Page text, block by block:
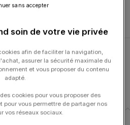
d'Oreilles, Boucles d'Oreilles,
star or rose 18 carats
soin de votre vie privée
afin de faciliter la navigation,
assurer la sécurité maximale du
et vous proposer du contenu
adapté.
cookies pour vous proposer des
pour vous permettre de partager nos
vos réseaux sociaux.
sans accepter